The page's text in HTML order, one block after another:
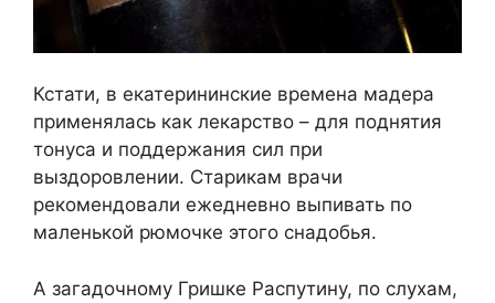
Кстати, в екатерининские времена мадера
применялась как лекарство – для поднятия
тонуса и поддержания сил при
выздоровлении. Старикам врачи
рекомендовали ежедневно выпивать по
маленькой рюмочке этого снадобья.
А загадочному Гришке Распутину, по слухам,